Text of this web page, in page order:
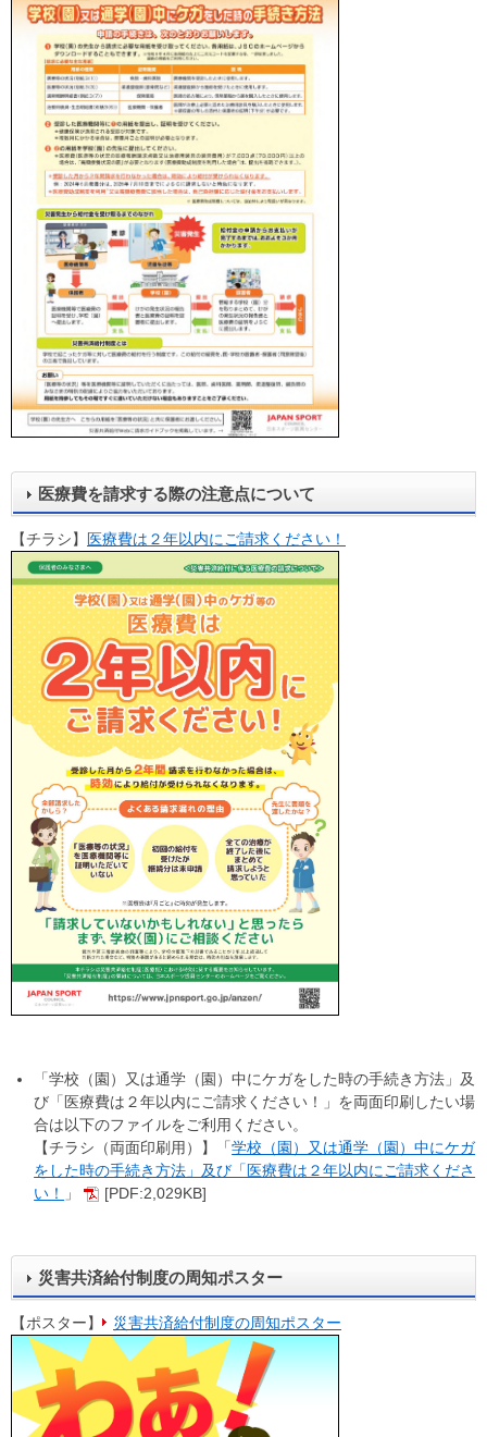
医療費を請求する際の注意点について
【チラシ】 医療費は２年以内にご請求ください！
「学校（園）又は通学（園）中にケガをした時の手続き方法」及
び「医療費は２年以内にご請求ください！」を両面印刷したい場
合は以下のファイルをご利用ください。
【チラシ（両面印刷用）】「学校（園）又は通学（園）中にケガ
をした時の手続き方法」及び「医療費は２年以内にご請求くださ
い！
」 [PDF:2,029KB]
災害共済給付制度の周知ポスター
【ポスター】 災害共済給付制度の周知ポスター